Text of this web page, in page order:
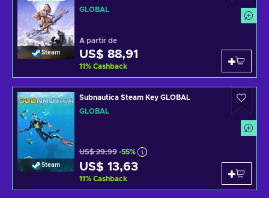
Steam
GLOBAL
A partir de
US$ 88,91
11% Cashback
Steam
Subnautica Steam Key GLOBAL
GLOBAL
US$ 29,99 -55%
US$ 13,63
11% Cashback